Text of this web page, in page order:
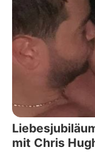
mit Chris